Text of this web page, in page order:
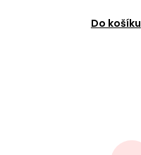
Do košíku